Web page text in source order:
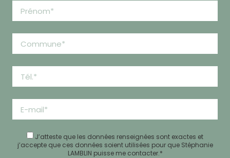
J’atteste que les données renseignées sont exactes et
j’accepte que ces données soient utilisées pour que Stéphanie
LAMBLIN puisse me contacter.*